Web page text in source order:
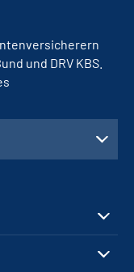
und DRV KBS.